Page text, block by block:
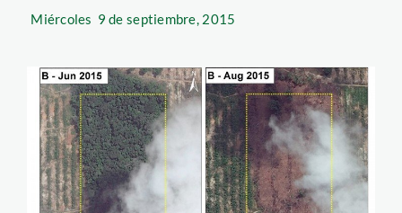
Miércoles 9 de septiembre, 2015